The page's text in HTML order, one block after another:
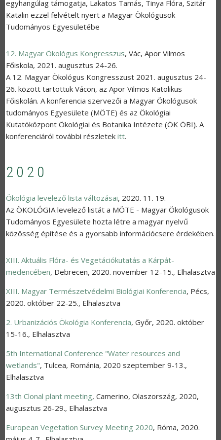
egyhangúlag támogatja, Lakatos Tamás, Tinya Flóra, Szitár
Katalin ezzel felvételt nyert a Magyar Ökológusok
Tudományos Egyesületébe
12. Magyar Ökológus Kongresszus, Vác, Apor Vilmos
Főiskola, 2021. augusztus 24-26.
A 12. Magyar Ökológus Kongresszust 2021. augusztus 24-
26. között tartottuk Vácon, az Apor Vilmos Katolikus
Főiskolán. A konferencia szervezői a Magyar Ökológusok
tudományos Egyesülete (MÖTE) és az Ökológiai
Kutatóközpont Ökológiai és Botanika Intézete (ÖK ÖBI). A
konferenciáról további részletek itt.
2020
Ökológia levelező lista változásai, 2020. 11. 19.
Az ÖKOLÓGIA levelező listát a MÖTE - Magyar Ökológusok
Tudományos Egyesülete hozta létre a magyar nyelvű
közösség építése és a gyorsabb információcsere érdekében.
XIII. Aktuális Flóra- és Vegetációkutatás a Kárpát-
medencében, Debrecen, 2020. november 12–15., Elhalasztva
XIII. Magyar Természetvédelmi Biológiai Konferencia, Pécs,
2020. október 22-25., Elhalasztva
2. Urbanizációs Ökológia Konferencia, Győr, 2020. október
15-16., Elhalasztva
5th International Conference "Water resources and
wetlands", Tulcea, Románia, 2020 szeptember 9-13.,
Elhalasztva
13th Clonal plant meeting, Camerino, Olaszország, 2020,
augusztus 26-29., Elhalasztva
European Vegetation Survey Meeting 2020, Róma, 2020.